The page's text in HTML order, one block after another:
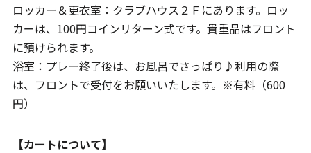
ロッカー＆更衣室：クラブハウス２Ｆにあります。ロッ
カーは、100円コインリターン式です。貴重品はフロント
に預けられます。
浴室：プレー終了後は、お風呂でさっぱり♪利用の際
は、フロントで受付をお願いいたします。※有料（600
円）
【カートについて】